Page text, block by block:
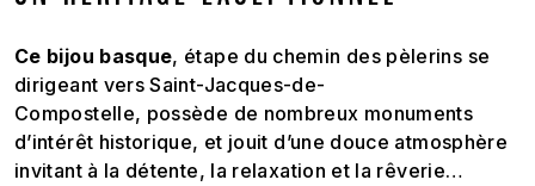
Ce bijou basque, étape du chemin des pèlerins se
dirigeant vers Saint-Jacques-de-
Compostelle, possède de nombreux monuments
d’intérêt historique, et jouit d’une douce atmosphère
invitant à la détente, la relaxation et la rêverie…